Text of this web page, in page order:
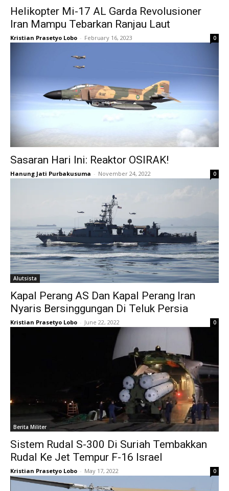
Helikopter Mi-17 AL Garda Revolusioner
Iran Mampu Tebarkan Ranjau Laut
Kristian Prasetyo Lobo - February 16, 2023 0
Sasaran Hari Ini: Reaktor OSIRAK!
Hanung Jati Purbakusuma - November 24, 2022 0
Alutsista
Kapal Perang AS Dan Kapal Perang Iran
Nyaris Bersinggungan Di Teluk Persia
Kristian Prasetyo Lobo - June 22, 2022 0
Berita Militer
Sistem Rudal S-300 Di Suriah Tembakkan
Rudal Ke Jet Tempur F-16 Israel
Kristian Prasetyo Lobo - May 17, 2022 0